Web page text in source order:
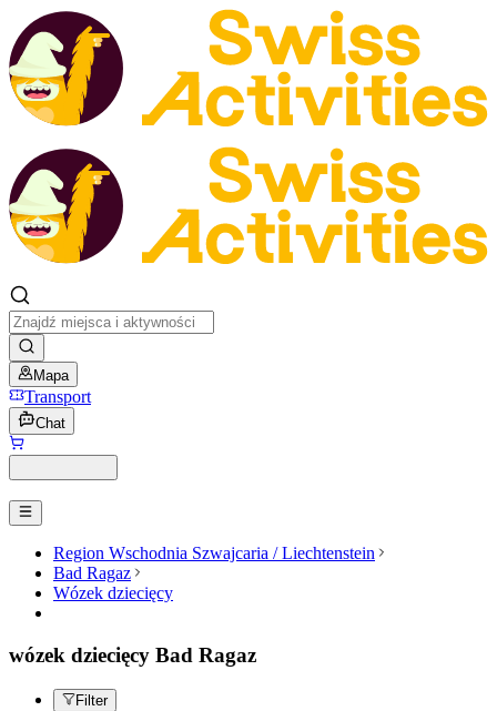
Mapa
Transport
Chat
Region Wschodnia Szwajcaria / Liechtenstein
Bad Ragaz
Wózek dziecięcy
wózek dziecięcy Bad Ragaz
Filter